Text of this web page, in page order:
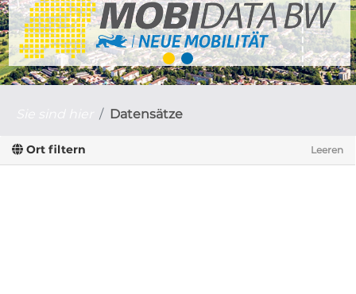
Datensätze
Ort filtern Leeren